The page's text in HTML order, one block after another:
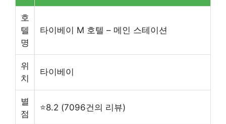
호
텔
명
타이베이 M 호텔 – 메인 스테이션
위
치
타이베이
별
점
⭐8.2 (7096건의 리뷰)